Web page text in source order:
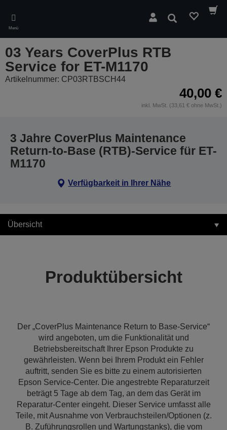
main
content
Menü
Suchen
03 Years CoverPlus RTB
Service for ET-M1170
Artikelnummer: CP03RTBSCH44
40,00 €
inkl. MwSt. (33,61 € ohne MwSt.)
3 Jahre CoverPlus Maintenance
Return-to-Base (RTB)-Service für ET-
M1170
Verfügbarkeit in Ihrer Nähe
Übersicht
Produktübersicht
Der „CoverPlus Maintenance Return to Base-Service“
wird angeboten, um die Funktionalität und
Betriebsbereitschaft Ihrer Epson Produkte zu
gewährleisten. Wenn bei Ihrem Produkt ein Fehler
auftritt, senden Sie es bitte zu einem autorisierten
Epson Service-Center. Die angestrebte Reparaturzeit
beträgt 5 Tage ab dem Tag, an dem das Gerät im
Reparatur-Center eingeht. Dieser Service umfasst alle
Teile, mit Ausnahme von Verbrauchsteilen/Optionen (z.
B. Zuführungsrollen und Wartungstanks), die vom